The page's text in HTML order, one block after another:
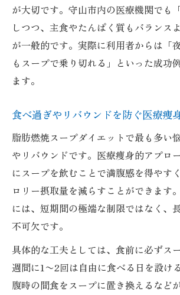
が大切です。守山市内の医療機関でも
しつつ、主食やたんぱく質もバランス
が一般的です。実際に利用者からは「
もスープで乗り切れる」といった成功
ます。
食べ過ぎやリバウンドを防ぐ医療痩
脂肪燃焼スープダイエットで最も多い
やリバウンドです。医療痩身的アプロ
にスープを飲むことで満腹感を得やす
ロリー摂取量を減らすことができます
には、短期間の極端な制限ではなく、
不可欠です。
具体的な工夫としては、食前に必ずス
週間に1〜2回は自由に食べる日を設け
腹時の間食をスープに置き換えるなど